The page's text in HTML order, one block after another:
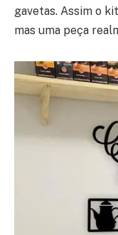
gavetas. Assim o
mas uma peça